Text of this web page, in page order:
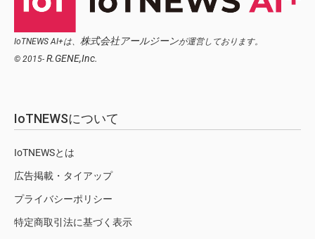
IoTNEWS AI+は、 株式会社アールジーンが運営しております。
© 2015- R.GENE,Inc.
IoTNEWSについて
IoTNEWSとは
広告掲載・タイアップ
プライバシーポリシー
特定商取引法に基づく表示